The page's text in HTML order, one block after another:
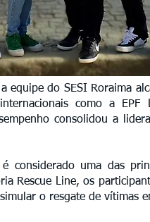
equipe do SESI Roraima
como a
consolidou a
considerado uma das
Rescue Line, os
o resgate de vítimas